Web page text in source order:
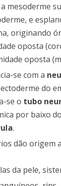
mesoderme
e
originando
oposta
oposta
se com a
do
se o tubo
por baixo
.
dão origem
da pele,